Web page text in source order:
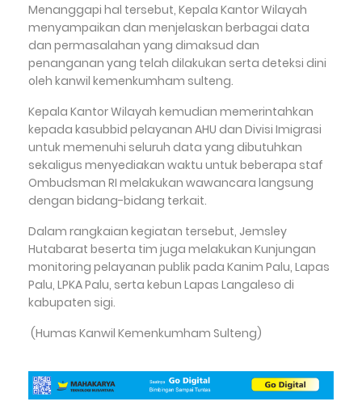
Menanggapi hal tersebut, Kepala Kantor Wilayah
menyampaikan dan menjelaskan berbagai data
dan permasalahan yang dimaksud dan
penanganan yang telah dilakukan serta deteksi dini
oleh kanwil kemenkumham sulteng.
Kepala Kantor Wilayah kemudian memerintahkan
kepada kasubbid pelayanan AHU dan Divisi Imigrasi
untuk memenuhi seluruh data yang dibutuhkan
sekaligus menyediakan waktu untuk beberapa staf
Ombudsman RI melakukan wawancara langsung
dengan bidang-bidang terkait.
Dalam rangkaian kegiatan tersebut, Jemsley
Hutabarat beserta tim juga melakukan Kunjungan
monitoring pelayanan publik pada Kanim Palu, Lapas
Palu, LPKA Palu, serta kebun Lapas Langaleso di
kabupaten sigi.
(Humas Kanwil Kemenkumham Sulteng)